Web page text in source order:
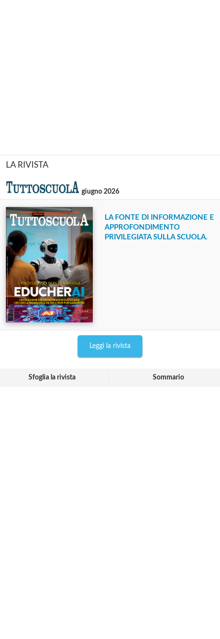
LA RIVISTA
giugno 2026
LA FONTE DI INFORMAZIONE E
APPROFONDIMENTO
PRIVILEGIATA SULLA SCUOLA.
Leggi la rivista
Sfoglia la rivista Sommario